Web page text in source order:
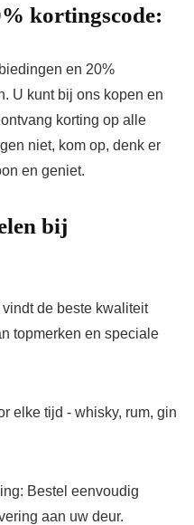
kortingscode:
en 20%
U kunt bij ons kopen en
korting op alle
niet, kom op, denk er
en geniet.
bij
vindt de beste kwaliteit
topmerken en speciale
elke tijd - whisky, rum, gin
Bestel eenvoudig
aan uw deur.